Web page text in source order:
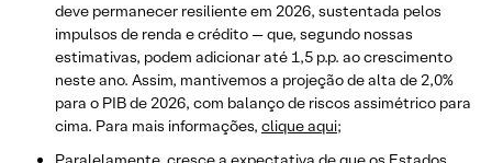
deve permanecer resiliente em 2026, sustentada pelos
impulsos de renda e crédito — que, segundo nossas
estimativas, podem adicionar até 1,5 p.p. ao crescimento
neste ano. Assim, mantivemos a projeção de alta de 2,0%
para o PIB de 2026, com balanço de riscos assimétrico para
cima. Para mais informações, clique aqui;